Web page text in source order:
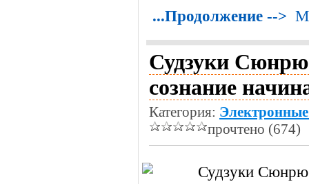
...Продолжение -->
Судзуки
сознание
Категория:
прочтено (674)